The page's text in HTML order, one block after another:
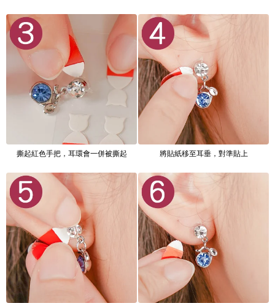
撕起紅色手把，耳環會一併被撕起 將貼紙移至耳垂，對準貼上